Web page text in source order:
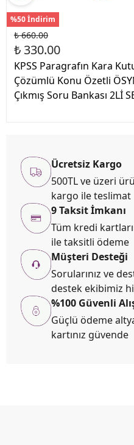
%50 İndirim
₺ 660.00
₺ 330.00
KPSS Paragrafın Kara
Çözümlü Konu Özetli
Çıkmış Soru Bankası 2Lİ
Ücretsiz Kargo
500TL ve üzeri
kargo ile teslimat
9 Taksit İmkanı
Tüm kredi
ile taksitli ödeme
Müşteri Desteği
Sorularınız ve
destek ekibimiz
%100 Güvenli
Güçlü ödeme
kartınız güvende